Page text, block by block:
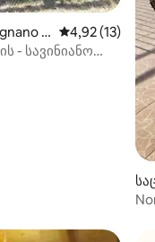
Ir საშუალო
4,92 (13)
- სავინიანო